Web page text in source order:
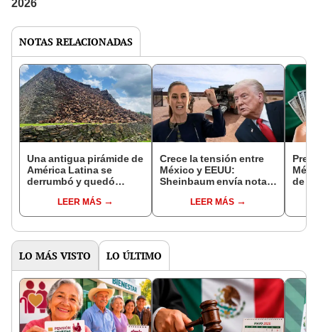
NOTAS RELACIONADAS
Una antigua pirámide de
América Latina se
derrumbó y quedó
“Un mal augurio”
LEER MÁS
Crece la tensión entre
México y EEUU:
Sheinbaum envía nota
base militar en la
frontera
LEER MÁS
de
LO MÁS VISTO LO ÚLTIMO